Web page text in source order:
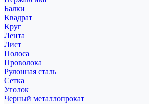
Балки
Квадрат
Круг
Лента
Лист
Полоса
Проволока
Рулонная сталь
Сетка
Уголок
Черный металлопрокат